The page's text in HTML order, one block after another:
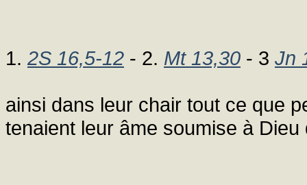
1. 2S 16,5-12 - 2. Mt 13,30 - 3 Jn
ainsi dans leur chair tout ce que
tenaient leur âme soumise à